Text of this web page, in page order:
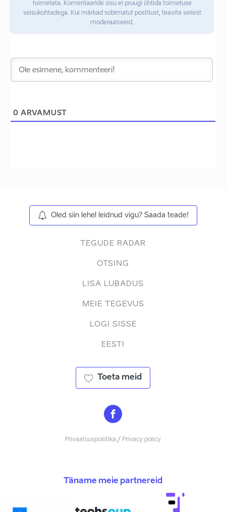
toimetata. Komentaaride sisu ei pruugi ühtida toimetuse
seisukohtadega. Kui märkad sobimatut postitust, teavita sellest
moderaatoreid.
0 ARVAMUST
Oled siin lehel leidnud vigu? Saada teade!
TEGUDE RADAR
OTSING
LISA LUBADUS
MEIE TEGEVUS
LOGI SISSE
EESTI
Toeta meid
Privaatsuspoliitika / Privacy policy
Täname meie partnereid